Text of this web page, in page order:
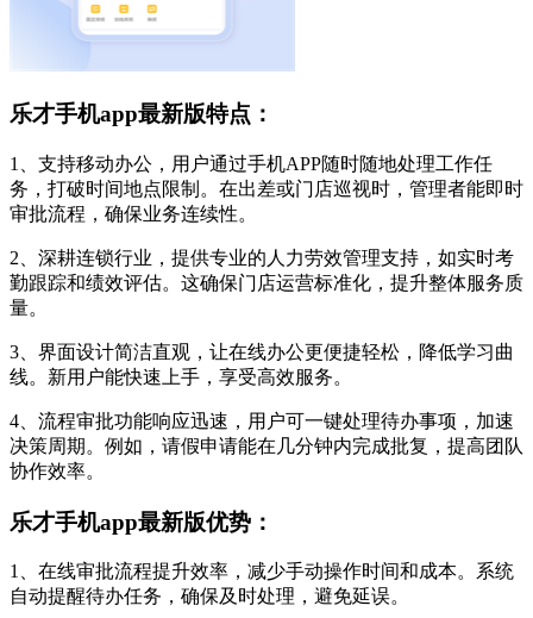
乐才手机app最新版特点：
1、支持移动办公，用户通过手机APP随时随地处理工作任
务，打破时间地点限制。在出差或门店巡视时，管理者能即时
审批流程，确保业务连续性。
2、深耕连锁行业，提供专业的人力劳效管理支持，如实时考
勤跟踪和绩效评估。这确保门店运营标准化，提升整体服务质
量。
3、界面设计简洁直观，让在线办公更便捷轻松，降低学习曲
线。新用户能快速上手，享受高效服务。
4、流程审批功能响应迅速，用户可一键处理待办事项，加速
决策周期。例如，请假申请能在几分钟内完成批复，提高团队
协作效率。
乐才手机app最新版优势：
1、在线审批流程提升效率，减少手动操作时间和成本。系统
自动提醒待办任务，确保及时处理，避免延误。